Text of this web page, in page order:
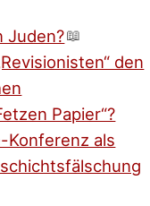
Juden?
den
Papier“?
Konferenz als